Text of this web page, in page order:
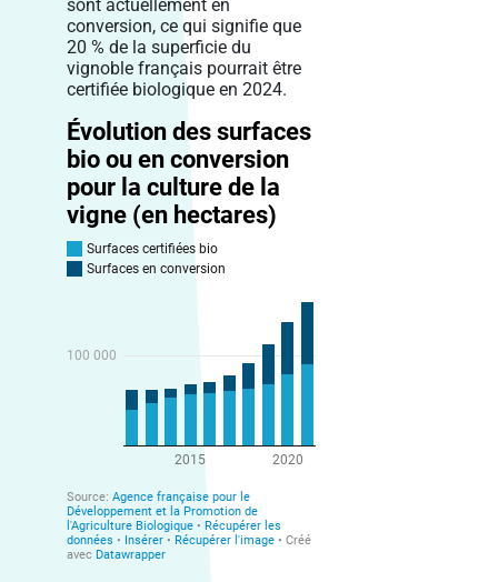
sont actuellement en
conversion, ce qui signifie que
20 % de la superficie du
vignoble français pourrait être
certifiée biologique en 2024.